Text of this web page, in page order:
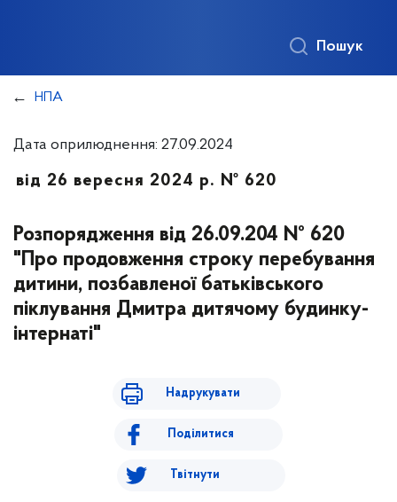
Пошук
НПА
Дата оприлюднення: 27.09.2024
від 26 вересня 2024 р. № 620
Розпорядження від 26.09.204 № 620
"Про продовження строку перебування
дитини, позбавленої батьківського
піклування Дмитра дитячому будинку-
інтернаті"
Надрукувати
Поділитися
Твітнути